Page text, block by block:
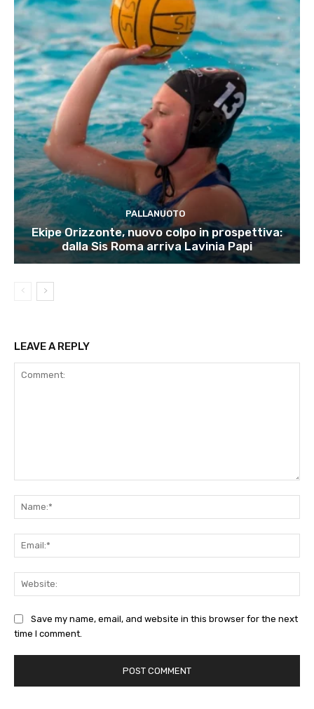
PALLANUOTO
Ekipe Orizzonte, nuovo colpo in prospettiva:
dalla Sis Roma arriva Lavinia Papi
LEAVE A REPLY
Save my name, email, and website in this browser for the next
time I comment.